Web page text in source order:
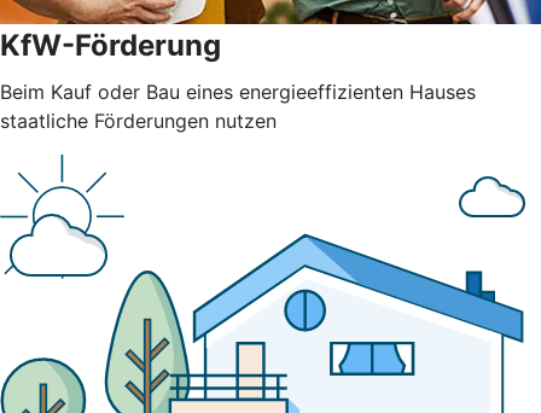
KfW-Förderung
Beim Kauf oder Bau eines energieeffizienten Hauses
staatliche Förderungen nutzen